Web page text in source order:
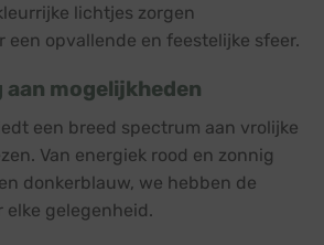
lichtjes zorgen
een opvallende en feestelijke sfeer.
aan mogelijkheden
een breed spectrum aan vrolijke
Van energiek rood en zonnig
donkerblauw, we hebben de
gelegenheid.